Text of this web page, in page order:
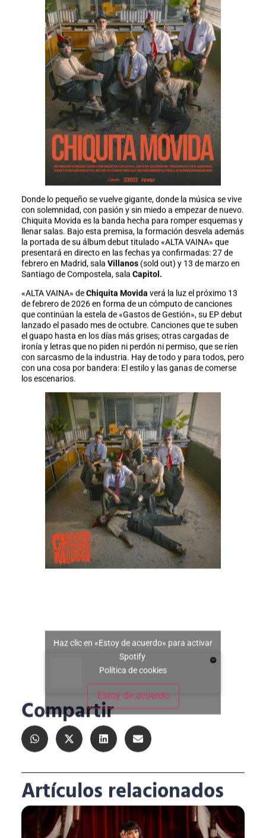
Donde lo pequeño se vuelve gigante, donde la música se vive
con solemnidad, con pasión y sin miedo a empezar de nuevo.
Chiquita Movida es la banda hecha para romper esquemas y
llenar salas. Bajo esta premisa, la formación desvela además
la portada de su álbum debut titulado «ALTA VAINA» que
presentará en directo en las fechas ya confirmadas: 27 de
febrero en Madrid, sala Villanos(sold out) y 13 de marzo en
Santiago de Compostela, sala Capitol.
«ALTA VAINA» deChiquita Movida verá la luz el próximo 13
de febrero de 2026 en forma de un cómputo de canciones
que continúan la estela de «Gastos de Gestión», su EP debut
lanzado el pasado mes de octubre. Canciones que te suben
el guapo hasta en los días más grises; otras cargadas de
ironía y letras que no piden ni perdón ni permiso, que se ríen
con sarcasmo de la industria. Hay de todo y para todos, pero
con una cosa por bandera: El estilo y las ganas de comerse
los escenarios.
Haz clic en «Estoy de acuerdo» para activar
Spotify
Política de cookies
Estoy de acuerdo
Compartir
Artículos relacionados